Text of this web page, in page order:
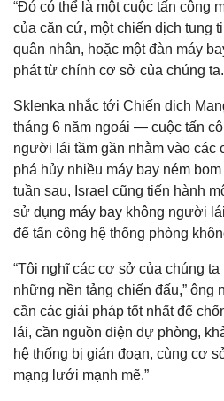
“Đó có thể là một cuộc tấn công
của căn cứ, một chiến dịch tung
quân nhân, hoặc một đàn máy
phát từ chính cơ sở của chúng
Sklenka nhắc tới Chiến dịch
tháng 6 năm ngoái — cuộc tấn
người lái tầm gần nhằm vào các
phá hủy nhiều máy bay ném
tuần sau, Israel cũng tiến hành
sử dụng máy bay không người
để tấn công hệ thống phòng
“Tôi nghĩ các cơ sở của chúng
những nền tảng chiến đấu,” ông
cần các giải pháp tốt nhất để
lái, cần nguồn điện dự phòng,
hệ thống bị gián đoạn, cùng cơ
mạng lưới mạnh mẽ.”